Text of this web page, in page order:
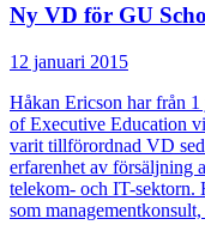
Ny VD för GU
12 januari 2015
Håkan Ericson har från
of Executive Education
varit tillförordnad VD
erfarenhet av försäljning
telekom- och IT-sektorn.
som